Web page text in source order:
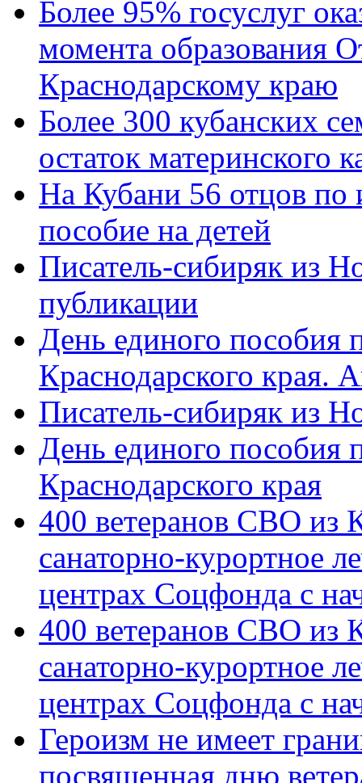
Более 95% госуслуг
момента образования
Краснодарскому краю
Более 300 кубанских
остаток материнского
На Кубани 56 отцов по
пособие на детей
Писатель-сибиряк из
публикации
День единого пособия
Краснодарского края.
Писатель-сибиряк из
День единого пособия
Краснодарского края
400 ветеранов СВО из
санаторно-курортное
центрах Соцфонда с
400 ветеранов СВО из
санаторно-курортное
центрах Соцфонда с
Героизм не имеет
посвященная дню